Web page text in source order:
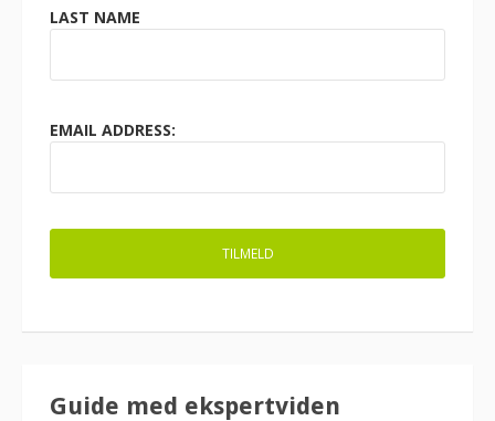
LAST NAME
EMAIL ADDRESS:
Guide med ekspertviden